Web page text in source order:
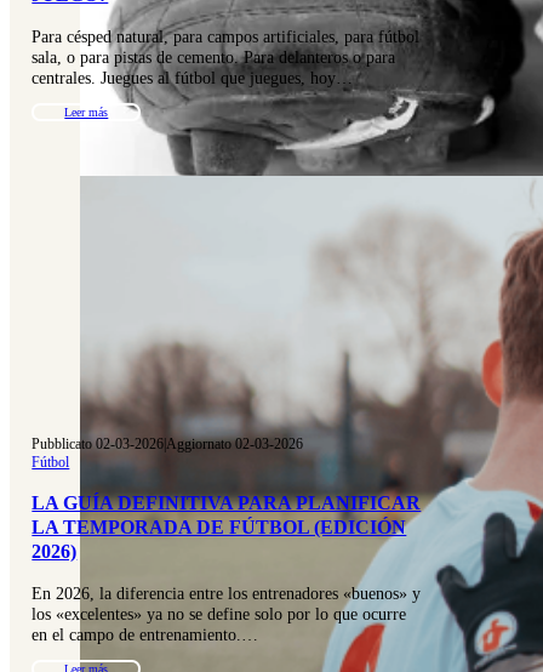
Para césped natural, para campos artificiales, para fútbol
sala, o para pistas de cemento. Para delanteros o para
centrales. Juegues al fútbol que juegues, hoy…
Leer más
Pubblicato 02-03-2026|Aggiornato 02-03-2026
Fútbol
LA GUÍA DEFINITIVA PARA PLANIFICAR
LA TEMPORADA DE FÚTBOL (EDICIÓN
2026)
En 2026, la diferencia entre los entrenadores «buenos» y
los «excelentes» ya no se define solo por lo que ocurre
en el campo de entrenamiento.…